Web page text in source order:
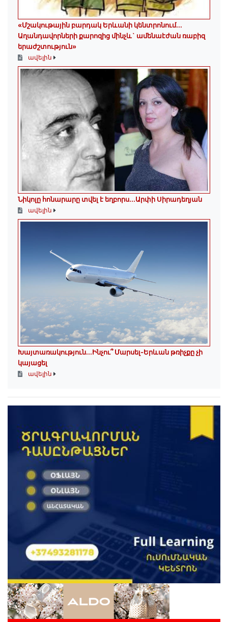
«Մշակութային բարդակ Երևանի կենտրոնում...
Աղանդավորների քարոզից մինչև` ամենաէժան ռաբիզ
երաժշտություն»
ավելին
Նիկոլը հոնարարը տվել է եղբորս․․․Արփի Սիրադեղյան
ավելին
Խայտառակություն․․․Ինչու՞ Մարսել-Երևան թռիչքը չի
կայացել
ավելին